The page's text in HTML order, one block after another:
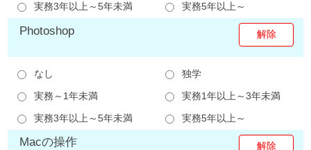
実務3年以上～5年未満
実務5年以上～
Photoshop
なし
独学
実務～1年未満
実務1年以上～3年未満
実務3年以上～5年未満
実務5年以上～
Macの操作